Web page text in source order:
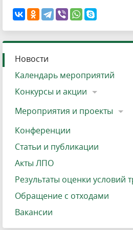
Новости
Календарь мероприятий
Конкурсы и акции
Мероприятия и проекты
Конференции
Статьи и публикации
Акты ЛПО
Результаты оценки условий
Обращение с отходами
Вакансии